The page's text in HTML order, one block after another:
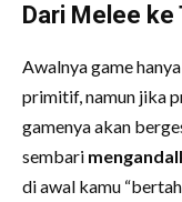
Dari Melee ke
Awalnya game hanya
primitif, namun jika
gamenya akan
sembari
di awal kamu